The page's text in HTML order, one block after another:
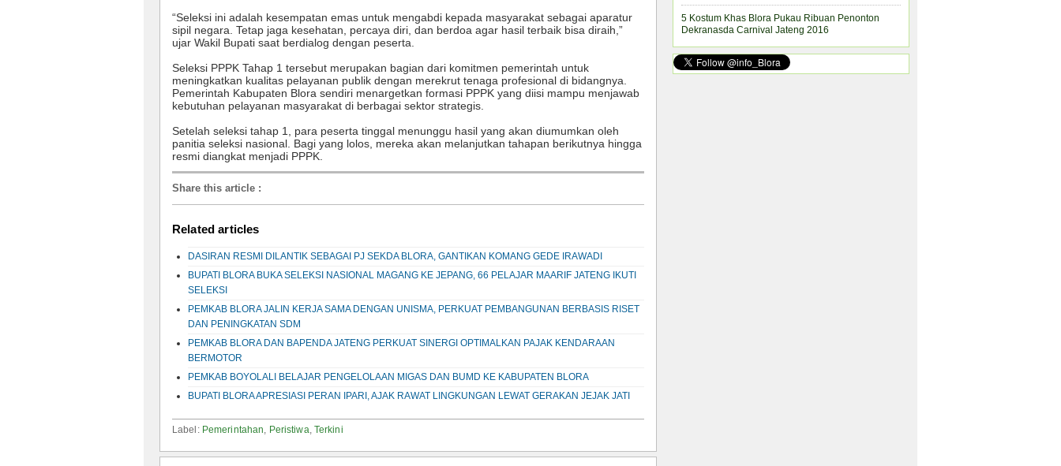
“Seleksi ini adalah kesempatan emas untuk mengabdi kepada masyarakat sebagai aparatur
sipil negara. Tetap jaga kesehatan, percaya diri, dan berdoa agar hasil terbaik bisa diraih,”
ujar Wakil Bupati saat berdialog dengan peserta.
Seleksi PPPK Tahap 1 tersebut merupakan bagian dari komitmen pemerintah untuk
meningkatkan kualitas pelayanan publik dengan merekrut tenaga profesional di bidangnya.
Pemerintah Kabupaten Blora sendiri menargetkan formasi PPPK yang diisi mampu menjawab
kebutuhan pelayanan masyarakat di berbagai sektor strategis.
Setelah seleksi tahap 1, para peserta tinggal menunggu hasil yang akan diumumkan oleh
panitia seleksi nasional. Bagi yang lolos, mereka akan melanjutkan tahapan berikutnya hingga
resmi diangkat menjadi PPPK.
Share this article :
Related articles
DASIRAN RESMI DILANTIK SEBAGAI PJ SEKDA BLORA, GANTIKAN KOMANG GEDE IRAWADI
BUPATI BLORA BUKA SELEKSI NASIONAL MAGANG KE JEPANG, 66 PELAJAR MAARIF JATENG IKUTI
SELEKSI
PEMKAB BLORA JALIN KERJA SAMA DENGAN UNISMA, PERKUAT PEMBANGUNAN BERBASIS RISET
DAN PENINGKATAN SDM
PEMKAB BLORA DAN BAPENDA JATENG PERKUAT SINERGI OPTIMALKAN PAJAK KENDARAAN
BERMOTOR
PEMKAB BOYOLALI BELAJAR PENGELOLAAN MIGAS DAN BUMD KE KABUPATEN BLORA
BUPATI BLORA APRESIASI PERAN IPARI, AJAK RAWAT LINGKUNGAN LEWAT GERAKAN JEJAK JATI
Label: Pemerintahan Peristiwa Terkini
5 Kostum Khas Blora Pukau Ribuan Penonton
Dekranasda Carnival Jateng 2016